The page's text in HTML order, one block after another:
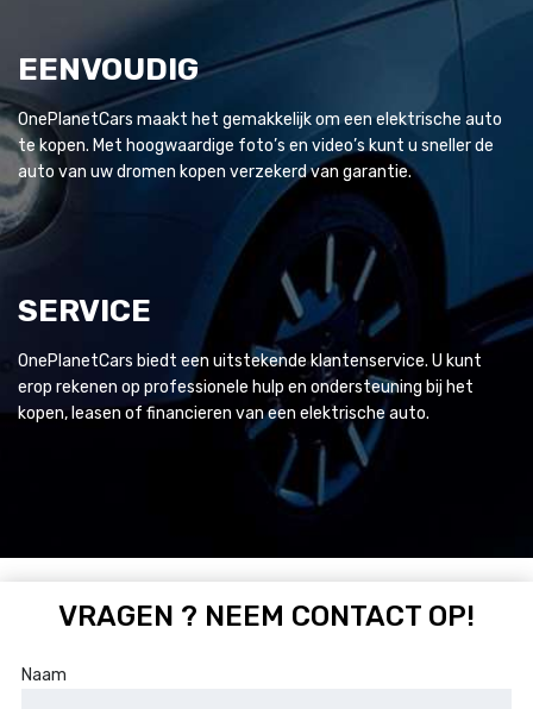
EENVOUDIG
OnePlanetCars maakt het gemakkelijk om een elektrische auto
te kopen. Met hoogwaardige foto’s en video’s kunt u sneller de
auto van uw dromen kopen verzekerd van garantie.
SERVICE
OnePlanetCars biedt een uitstekende klantenservice. U kunt
erop rekenen op professionele hulp en ondersteuning bij het
kopen, leasen of financieren van een elektrische auto.
VRAGEN ? NEEM CONTACT OP!
Naam